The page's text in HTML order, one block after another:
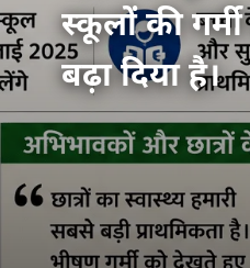
स्कूलों की
बढ़ा दिया है।